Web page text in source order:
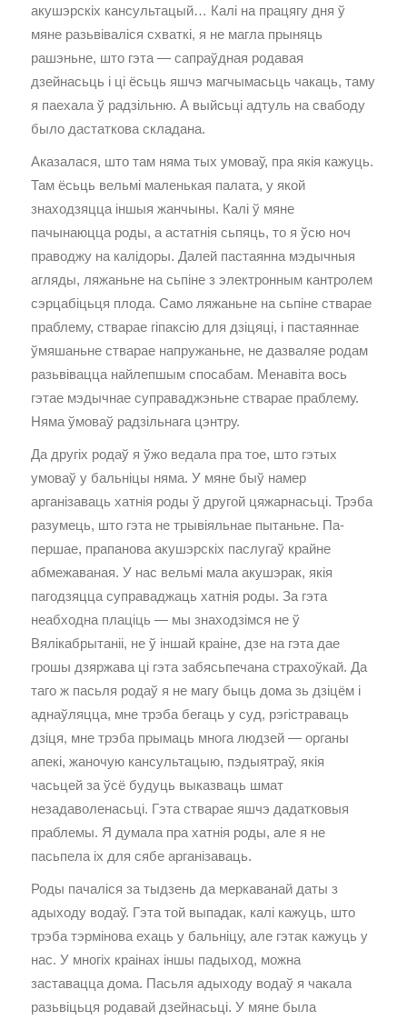
акушэрскіх кансультацый… Калі на працягу дня ў
мяне разьвіваліся схваткі, я не магла прыняць
рашэньне, што гэта — сапраўдная родавая
дзейнасьць і ці ёсьць яшчэ магчымасьць чакаць, таму
я паехала ў радзільню. А выйсьці адтуль на свабоду
было дастаткова складана.
Аказалася, што там няма тых умоваў, пра якія кажуць.
Там ёсьць вельмі маленькая палата, у якой
знаходзяцца іншыя жанчыны. Калі ў мяне
пачынаюцца роды, а астатнія сьпяць, то я ўсю ноч
праводжу на калідоры. Далей пастаянна мэдычныя
агляды, ляжаньне на сьпіне з электронным кантролем
сэрцабіцьця плода. Само ляжаньне на сьпіне стварае
праблему, стварае гіпаксію для дзіцяці, і пастаяннае
ўмяшаньне стварае напружаньне, не дазваляе родам
разьвівацца найлепшым спосабам. Менавіта вось
гэтае мэдычнае суправаджэньне стварае праблему.
Няма ўмоваў радзільнага цэнтру.
Да другіх родаў я ўжо ведала пра тое, што гэтых
умоваў у бальніцы няма. У мяне быў намер
арганізаваць хатнія роды ў другой цяжарнасьці. Трэба
разумець, што гэта не трывіяльнае пытаньне. Па-
першае, прапанова акушэрскіх паслугаў крайне
абмежаваная. У нас вельмі мала акушэрак, якія
пагодзяцца суправаджаць хатнія роды. За гэта
неабходна плаціць — мы знаходзімся не ў
Вялікабрытаніі, не ў іншай краіне, дзе на гэта дае
грошы дзяржава ці гэта забясьпечана страхоўкай. Да
таго ж пасьля родаў я не магу быць дома зь дзіцём і
аднаўляцца, мне трэба бегаць у суд, рэгістраваць
дзіця, мне трэба прымаць многа людзей — органы
апекі, жаночую кансультацыю, пэдыятраў, якія
часьцей за ўсё будуць выказваць шмат
незадаволенасьці. Гэта стварае яшчэ дадатковыя
праблемы. Я думала пра хатнія роды, але я не
пасьпела іх для сябе арганізаваць.
Роды пачаліся за тыдзень да меркаванай даты з
адыходу водаў. Гэта той выпадак, калі кажуць, што
трэба тэрмінова ехаць у бальніцу, але гэтак кажуць у
нас. У многіх краінах іншы падыход, можна
заставацца дома. Пасьля адыходу водаў я чакала
разьвіцьця родавай дзейнасьці. У мяне была